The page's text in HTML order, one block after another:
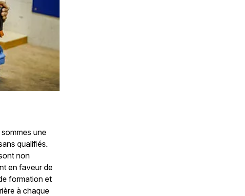
une
qualifiés.
non
en faveur de
formation et
à chaque